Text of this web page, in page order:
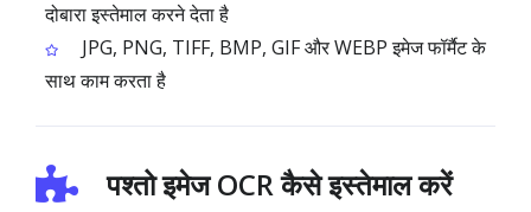
दोबारा इस्तेमाल करने देता है
JPG, PNG, TIFF, BMP, GIF और WEBP इमेज फॉर्मैट के
साथ काम करता है
पश्तो इमेज OCR कैसे इस्तेमाल करें